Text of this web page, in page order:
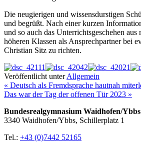
Die neugierigen und wissensdurstigen
und begrüßt. Nach einer kurzen
und so auch das Unterrichtsgeschehen
höheren Klassen als Ansprechpartner bei
Christian Sitz zu richten.
Veröffentlicht unterAllgemein
« Deutsch als Fremdsprache hautnah
Das war der Tag der offenen Tür 2023 »
Bundesrealgymnasium Waidhofen/Ybbs
3340 Waidhofen/Ybbs, Schillerplatz 1
Tel.: +43 (0)7442 52165